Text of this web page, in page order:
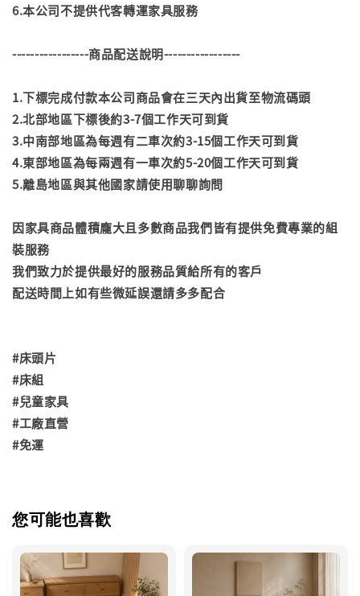
6.本公司不提供代客轉運家具服務
-----------------商品配送說明-----------------
1.下標完成付款本公司商品會在三天內出貨至物流碼頭
2.北部地區下標後約3-7個工作天可到貨
3.中南部地區為每週有二車次約3-15個工作天可到貨
4.東部地區為每兩週有一車次約5-20個工作天可到貨
5.離島地區與其他國家請使用聊聊詢問
因家具商品體積龐大且多數商品我們皆有提供免費專業的組
裝服務
我們致力於提供最好的服務品質給所有的客戶
配送時間上如有些微延誤還請多多配合
#床頭片
#床組
#兒童家具
#工廠直營
#免運
您可能也喜歡